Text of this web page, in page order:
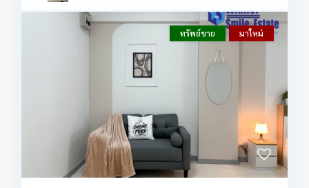
ทรัพย์ขาย มาใหม่